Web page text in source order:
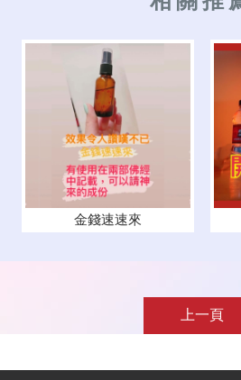
金錢速速來
上一頁